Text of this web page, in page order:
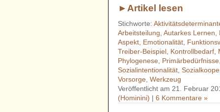
►Artikel lesen
Stichworte:
Arbeitsteilung ,Autarkes Lernen
Aspekt Emotionalität
Treiber-Beispiel Kontrollbedarf
Phylogenese Primärbedürfnisse
Sozialintentionalität ,
Vorsorge ,Werkzeug
Veröffentlicht am 21. Februar
(Hominini) |6 Kommentare »